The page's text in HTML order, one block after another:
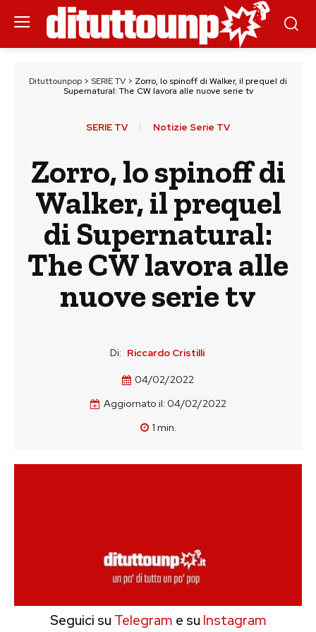
Dituttounpop > SERIE TV > Zorro, lo spinoff di Walker, il prequel di
Supernatural: The CW lavora alle nuove serie tv
SERIE TV Notizie Serie TV
Zorro, lo spinoff di
Walker, il prequel
di Supernatural:
The CW lavora alle
nuove serie tv
Di: Riccardo Cristilli
04/02/2022
Aggiornato il: 04/02/2022
1 min.
Seguici su Telegram e su Instagram